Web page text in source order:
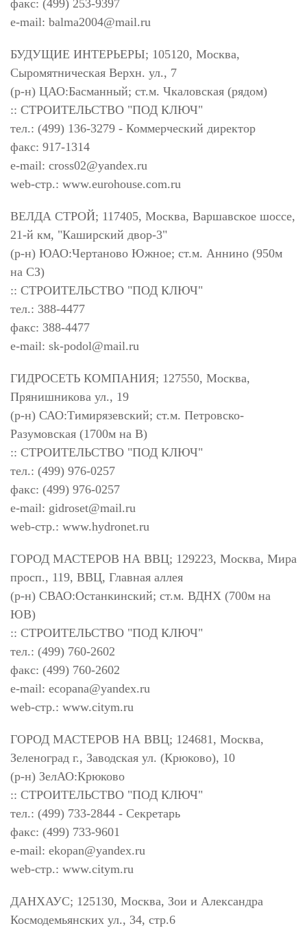
факс: (499) 253-9397
e-mail: balma2004@mail.ru
БУДУЩИЕ ИНТЕРЬЕРЫ; 105120, Москва,
Сыромятническая Верхн. ул., 7
(р-н) ЦАО:Басманный; ст.м. Чкаловская (рядом)
:: СТРОИТЕЛЬСТВО "ПОД КЛЮЧ"
тел.: (499) 136-3279 - Коммерческий директор
факс: 917-1314
e-mail: cross02@yandex.ru
web-стр.: www.eurohouse.com.ru
ВЕЛДА СТРОЙ; 117405, Москва, Варшавское шоссе,
21-й км, "Каширский двор-3"
(р-н) ЮАО:Чертаново Южное; ст.м. Аннино (950м
на СЗ)
:: СТРОИТЕЛЬСТВО "ПОД КЛЮЧ"
тел.: 388-4477
факс: 388-4477
e-mail: sk-podol@mail.ru
ГИДРОСЕТЬ КОМПАНИЯ; 127550, Москва,
Прянишникова ул., 19
(р-н) САО:Тимирязевский; ст.м. Петровско-
Разумовская (1700м на В)
:: СТРОИТЕЛЬСТВО "ПОД КЛЮЧ"
тел.: (499) 976-0257
факс: (499) 976-0257
e-mail: gidroset@mail.ru
web-стр.: www.hydronet.ru
ГОРОД МАСТЕРОВ НА ВВЦ; 129223, Москва, Мира
просп., 119, ВВЦ, Главная аллея
(р-н) СВАО:Останкинский; ст.м. ВДНХ (700м на
ЮВ)
:: СТРОИТЕЛЬСТВО "ПОД КЛЮЧ"
тел.: (499) 760-2602
факс: (499) 760-2602
e-mail: ecopana@yandex.ru
web-стр.: www.citym.ru
ГОРОД МАСТЕРОВ НА ВВЦ; 124681, Москва,
Зеленоград г., Заводская ул. (Крюково), 10
(р-н) ЗелАО:Крюково
:: СТРОИТЕЛЬСТВО "ПОД КЛЮЧ"
тел.: (499) 733-2844 - Секретарь
факс: (499) 733-9601
e-mail: ekopan@yandex.ru
web-стр.: www.citym.ru
ДАНХАУС; 125130, Москва, Зои и Александра
Космодемьянских ул., 34, стр.6